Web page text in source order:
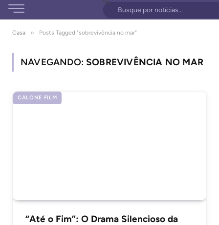
Casa » Posts Tagged "sobrevivência no mar"
NAVEGANDO: SOBREVIVÊNCIA NO MAR
CALONE FILM
“Até o Fim”: O Drama Silencioso da